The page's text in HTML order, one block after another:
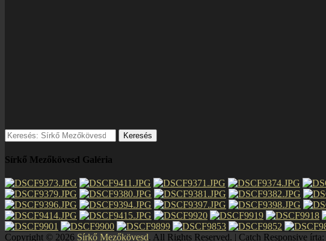
Keresés:
Sírkő Mezőkövesd Galéria
Copyright © 2026 Sírkő Mezőkövesd. All Rights Reserved. | Catch Responsive írta: